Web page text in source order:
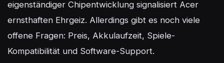
eigenständiger Chipentwicklung signalisiert Acer
ernsthaften Ehrgeiz. Allerdings gibt es noch viele
offene Fragen: Preis, Akkulaufzeit, Spiele-
Kompatibilität und Software-Support.